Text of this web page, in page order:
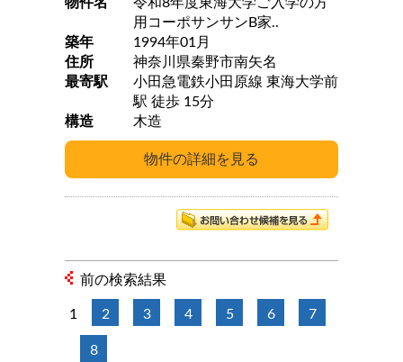
用コーポサンサンB家..
築年
1994年01月
住所
神奈川県秦野市南矢名
最寄駅
小田急電鉄小田原線 東海大学前
駅 徒歩 15分
構造
木造
前の検索結果
1 2 3 4 5 6 7
8